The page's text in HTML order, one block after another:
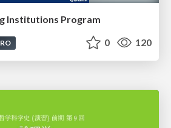
Institutions Program
0 120